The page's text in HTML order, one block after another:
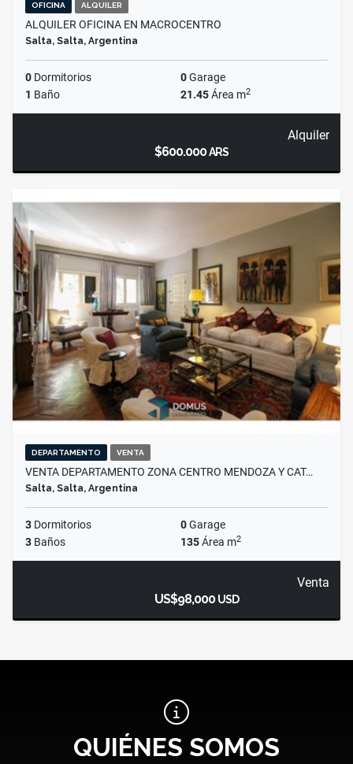
OFICINA ALQUILER
ALQUILER OFICINA EN MACROCENTRO
Salta, Salta, Argentina
0 Dormitorios 0Garage
1 Baño 21.45Área m2
Alquiler
$600.000ARS
DEPARTAMENTO VENTA
VENTA DEPARTAMENTO ZONA CENTRO MENDOZA Y CAT…
Salta, Salta, Argentina
3 Dormitorios 0Garage
3 Baños 135Área m2
Venta
US$98,000USD
QUIÉNES SOMOS